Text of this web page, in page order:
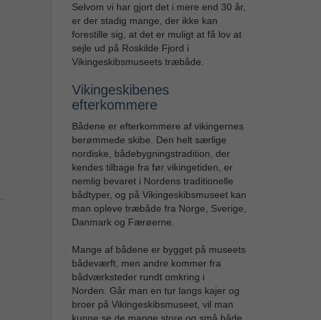
Selvom vi har gjort det i mere end 30 år,
er der stadig mange, der ikke kan
forestille sig, at det er muligt at få lov at
sejle ud på Roskilde Fjord i
Vikingeskibsmuseets træbåde.
Vikingeskibenes
efterkommere
Bådene er efterkommere af vikingernes
berømmede skibe. Den helt særlige
nordiske, bådebygningstradition, der
kendes tilbage fra før vikingetiden, er
nemlig bevaret i Nordens traditionelle
bådtyper, og på Vikingeskibsmuseet kan
man opleve træbåde fra Norge, Sverige,
Danmark og Færøerne.
Mange af bådene er bygget på museets
bådeværft, men andre kommer fra
bådværksteder rundt omkring i
Norden. Går man en tur langs kajer og
broer på Vikingeskibsmuseet, vil man
kunne se de mange store og små både,